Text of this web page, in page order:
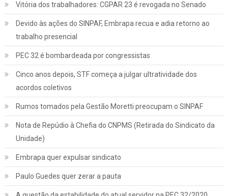
Vitória dos trabalhadores: CGPAR 23 é revogada no Senado
Devido às ações do SINPAF, Embrapa recua e adia retorno ao
trabalho presencial
PEC 32 é bombardeada por congressistas
Cinco anos depois, STF começa a julgar ultratividade dos
acordos coletivos
Rumos tomados pela Gestão Moretti preocupam o SINPAF
Nota de Repúdio à Chefia do CNPMS (Retirada do Sindicato da
Unidade)
Embrapa quer expulsar sindicato
Paulo Guedes quer zerar a pauta